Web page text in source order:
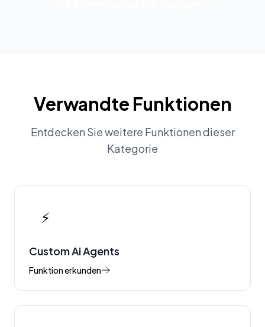
Verwandte Funktionen
Entdecken Sie weitere Funktionen dieser
Kategorie
⚡
Custom Ai Agents
Funktion erkunden